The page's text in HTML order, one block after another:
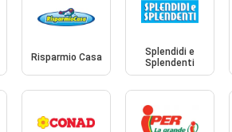
Risparmio Casa
Splendidi e
Splendenti